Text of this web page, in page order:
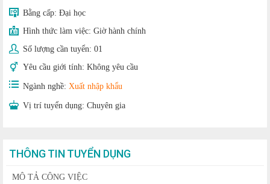
Bằng cấp: Đại học
Hình thức làm việc: Giờ hành chính
Số lượng cần tuyển: 01
Yêu cầu giới tính: Không yêu cầu
Ngành nghề: Xuất nhập khẩu
Vị trí tuyển dụng: Chuyên gia
THÔNG TIN TUYỂN DỤNG
MÔ TẢ CÔNG VIỆC